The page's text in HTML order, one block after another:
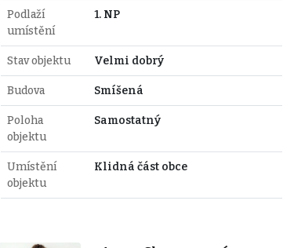
Podlaží
umístění
1. NP
Stav objektu Velmi dobrý
Budova Smíšená
Poloha
objektu
Samostatný
Umístění
objektu
Klidná část obce